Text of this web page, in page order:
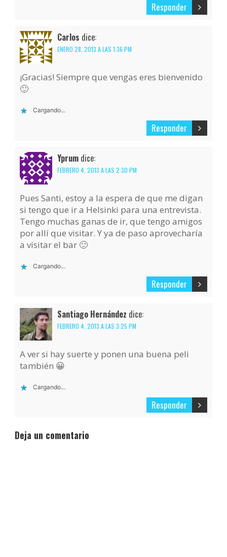
Responder
Carlos dice:
ENERO 28, 2013 A LAS 1:36 PM
¡Gracias! Siempre que vengas eres bienvenido
🙂
Cargando...
Responder
Yprum dice:
FEBRERO 4, 2013 A LAS 2:30 PM
Pues Santi, estoy a la espera de que me digan
si tengo que ir a Helsinki para una entrevista.
Tengo muchas ganas de ir, que tengo amigos
por allí que visitar. Y ya de paso aprovecharía
a visitar el bar 🙂
Cargando...
Responder
Santiago Hernández dice:
FEBRERO 4, 2013 A LAS 3:25 PM
A ver si hay suerte y ponen una buena peli
también 😀
Cargando...
Responder
Deja un comentario